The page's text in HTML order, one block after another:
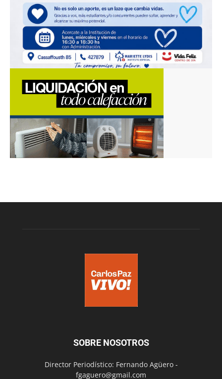
SOBRE NOSOTROS
Director Periodístico: Fernando Agüero -
fgaguero@gmail.com